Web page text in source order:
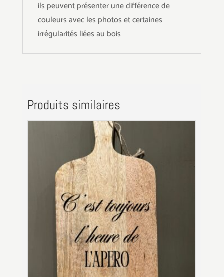
ils peuvent présenter une différence de
couleurs avec les photos et certaines
irrégularités liées au bois
Produits similaires